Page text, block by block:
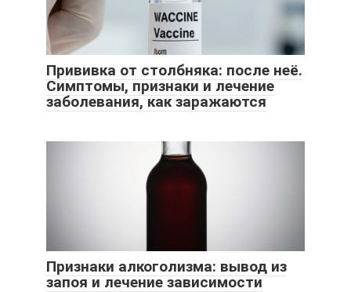
Прививка от столбняка: после неё.
Симптомы, признаки и лечение
заболевания, как заражаются
Признаки алкоголизма: вывод из
запоя и лечение зависимости